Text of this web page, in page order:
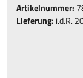
Artikelnummer:
Lieferung: i.d.R.